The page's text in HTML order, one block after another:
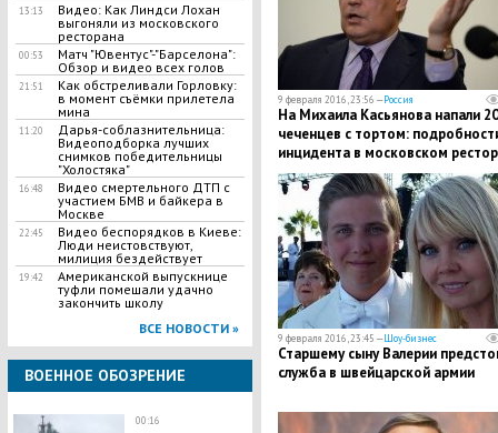
13:13
Видео: Как Линдси Лохан
выгоняли из московского
ресторана
00:53
Матч "Ювентус"-"Барселона":
Обзор и видео всех голов
21:51
Как обстреливали Горловку:
в момент съёмки прилетела
мина
11:20
Дарья-соблазнительница:
Видеоподборка лучших
снимков победительницы
"Холостяка"
16:48
Видео смертельного ДТП с
участием БМВ и байкера в
Москве
22:45
Видео беспорядков в Киеве:
Люди неистовствуют,
милиция бездействует
19:42
Американской выпускнице
туфли помешали удачно
закончить школу
ВСЕ НОВОСТИ »
ВОЕННОЕ ОБОЗРЕНИЕ
00:16
9 февраля 2016, 23:56 —Россия
На Михаила Касьянова напали 20
чеченцев с тортом:
инцидента в московском
9 февраля 2016, 23:45 —Шоу-бизнес
Старшему сыну Валерии
служба в швейцарской армии